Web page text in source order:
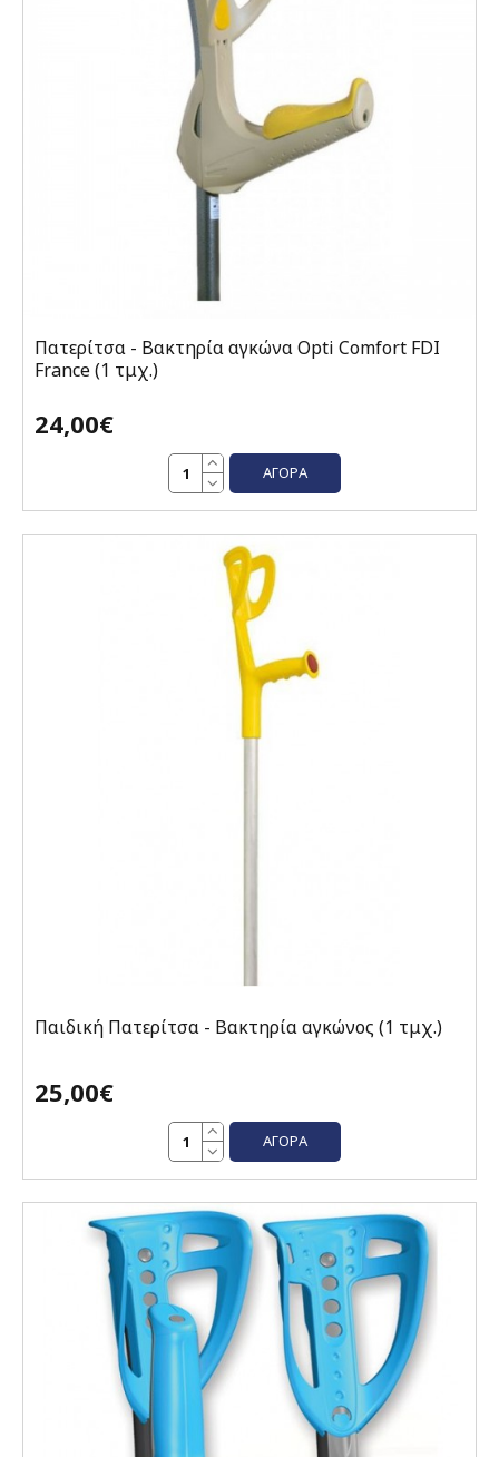
Πατερίτσα - Βακτηρία αγκώνα Opti Comfort FDI
France (1 τμχ.)
24,00€
ΑΓΟΡΆ
Παιδική Πατερίτσα - Βακτηρία αγκώνος (1 τμχ.)
25,00€
ΑΓΟΡΆ